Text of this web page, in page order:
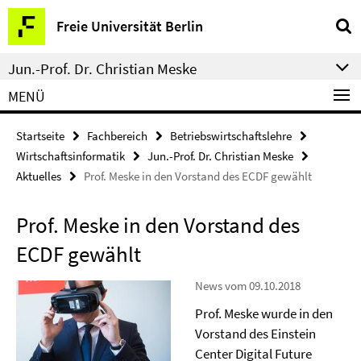
Springe
direkt
zu
Inhalt
Freie Universität Berlin
Service-
Navigation
Jun.-Prof. Dr. Christian Meske
MENÜ
Startseite Fachbereich
Betriebswirtschaftslehre
Wirtschaftsinformatik
Jun.-Prof. Dr. Christian Meske
Aktuelles
Prof. Meske in den Vorstand des ECDF gewählt
Prof. Meske in den Vorstand des
ECDF gewählt
News vom 09.10.2018
Prof. Meske wurde in den
Vorstand des Einstein
Center Digital Future